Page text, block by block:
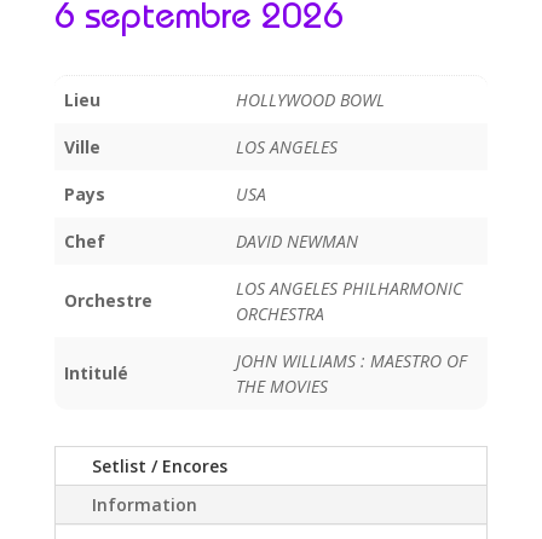
6 septembre 2026
Lieu HOLLYWOOD BOWL
Ville LOS ANGELES
Pays USA
Chef DAVID NEWMAN
Orchestre
LOS ANGELES PHILHARMONIC
ORCHESTRA
Intitulé
JOHN WILLIAMS : MAESTRO OF
THE MOVIES
Setlist / Encores
Information